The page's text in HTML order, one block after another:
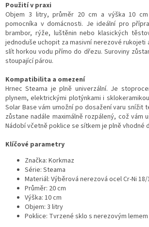
Použití v praxi
Objem 3 litry, průměr 20 cm a výška 10
pomocníka v domácnosti. Je ideální pro
brambor, rýže, luštěnin nebo klasických
jednoduše uchopit za masivní nerezové
slít horkou vodu přímo do dřezu. Suroviny
stoupající párou.
Kompatibilita a omezení
Hrnec Steama je plně univerzální. Je
plynem, elektrickými plotýnkami i
Solar Base vám umožní po dosažení varu snížit
zůstane nadále maximálně rozpálený, což vám
Nádobí včetně poklice se sítkem je plně vhodné
Klíčové parametry
Značka: Korkmaz
Série: Steama
Materiál: Výběrová nerezová ocel Cr-Ni 18/
Průměr: 20 cm
Výška: 10 cm
Objem: 3 litry
Poklice: Tvrzené sklo s nerezovým